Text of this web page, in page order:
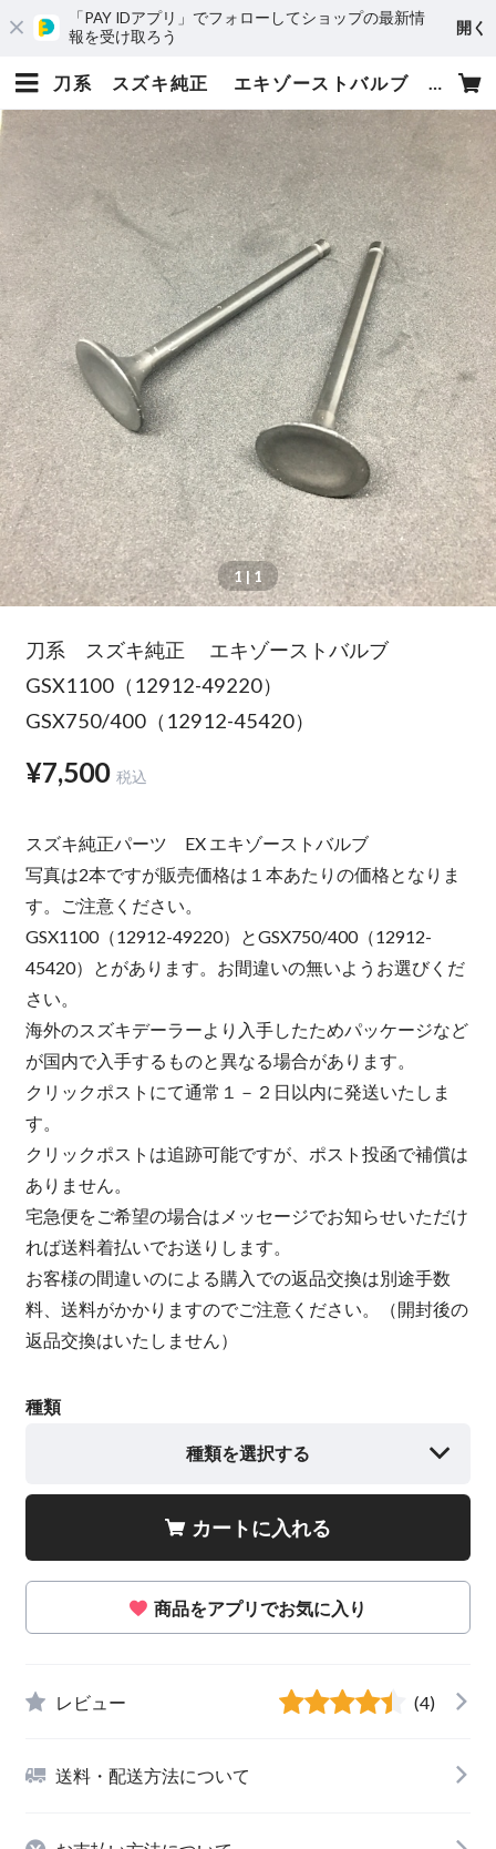
「PAY IDアプリ」でフォローしてショップの最新情
報を受け取ろう
開く
刀系 スズキ純正 エキゾーストバルブ GSX1100（12912-49220）GSX750/400（12912-45420） | レースクラフターズジャパン オフィシャルEC
1| 1
刀系 スズキ純正 エキゾーストバルブ
GSX1100（12912-49220）
GSX750/400（12912-45420）
¥7,500 税込
スズキ純正パーツ EX エキゾーストバルブ
写真は2本ですが販売価格は１本あたりの価格となりま
す。ご注意ください。
GSX1100（12912-49220）とGSX750/400（12912-
45420）とがあります。お間違いの無いようお選びくだ
さい。
海外のスズキデーラーより入手したためパッケージなど
が国内で入手するものと異なる場合があります。
クリックポストにて通常１－２日以内に発送いたしま
す。
クリックポストは追跡可能ですが、ポスト投函で補償は
ありません。
宅急便をご希望の場合はメッセージでお知らせいただけ
れば送料着払いでお送りします。
お客様の間違いのによる購入での返品交換は別途手数
料、送料がかかりますのでご注意ください。（開封後の
返品交換はいたしません）
種類
種類を選択する
カートに入れる
商品をアプリでお気に入り
レビュー (4)
送料・配送方法について